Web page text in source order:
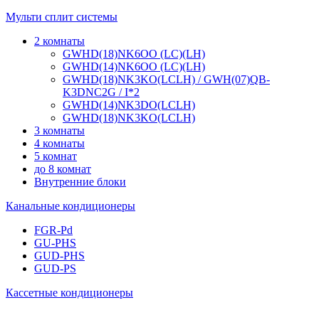
Мульти сплит системы
2 комнаты
GWHD(18)NK6OO (LC)(LH)
GWHD(14)NK6OO (LC)(LH)
GWHD(18)NK3KO(LCLH) / GWH(07)QB-
K3DNC2G / I*2
GWHD(14)NK3DO(LCLH)
GWHD(18)NK3KO(LCLH)
3 комнаты
4 комнаты
5 комнат
до 8 комнат
Внутренние блоки
Канальные кондиционеры
FGR-Pd
GU-PHS
GUD-PHS
GUD-PS
Кассетные кондиционеры